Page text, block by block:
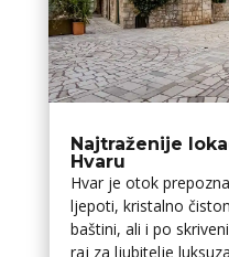
Najtraženije
Hvaru
Hvar je otok
ljepoti, kristalno
baštini, ali i po
raj za ljubitelje